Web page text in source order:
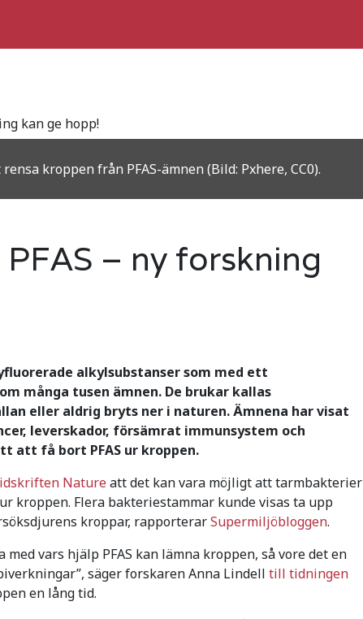
kan ge hopp!
kroppen från PFAS-ämnen (Bild: Pxhere, CC0).
– ny forskning
alkylsubstanser som med ett
många tusen ämnen. De brukar kallas
eller aldrig bryts ner i naturen. Ämnena har visat
leverskador, försämrat immunsystem och
att få bort PFAS ur kroppen.
Natureatt det kan vara möjligt att tarmbakterier
kroppen. Flera bakteriestammar kunde visas ta upp
kroppar, rapporterarSupermiljöbloggen.
vars hjälp PFAS kan lämna kroppen, så vore det en
säger forskaren Anna Lindell till tidningen
en lång tid.